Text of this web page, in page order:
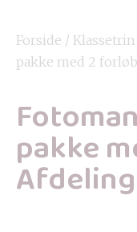
Forside / Klassetrin
pakke med 2
pakke